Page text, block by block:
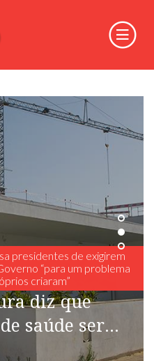
presidentes de exigirem
“para um problema
criaram”
diz que
saúde será
Estado